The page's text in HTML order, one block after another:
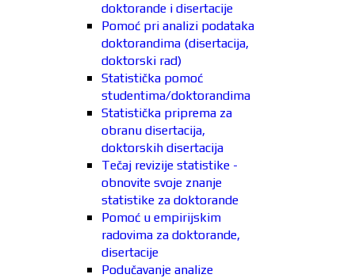
doktorande i disertacije
Pomoć pri analizi podataka
doktorandima (disertacija,
doktorski rad)
Statistička pomoć
studentima/doktorandima
Statistička priprema za
obranu disertacija,
doktorskih disertacija
Tečaj revizije statistike -
obnovite svoje znanje
statistike za doktorande
Pomoć u empirijskim
radovima za doktorande,
disertacije
Podučavanje analize